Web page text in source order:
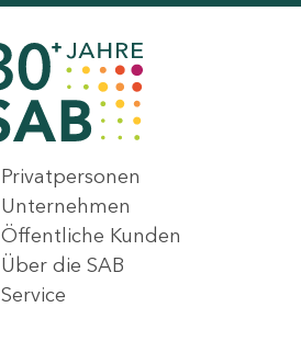
Privatpersonen
Unternehmen
Öffentliche Kunden
Über die SAB
Service